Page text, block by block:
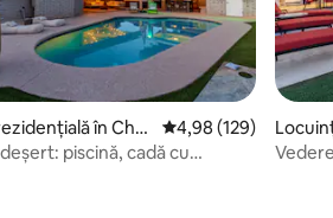
163 recenziiîn Cha
Scor mediu de 4,98
4,98 (129)
piscină, cadă cu
tsdale